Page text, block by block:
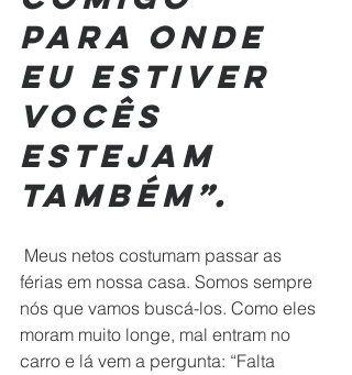
para onde
eu estiver
vocês
estejam
também”.
férias em nossa casa. Somos sempre
nós que vamos buscá-los. Como eles
moram muito longe, mal entram no
carro e lá vem a pergunta: “Falta